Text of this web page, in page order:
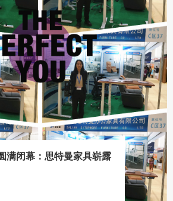
满闭幕：思特曼家具崭露